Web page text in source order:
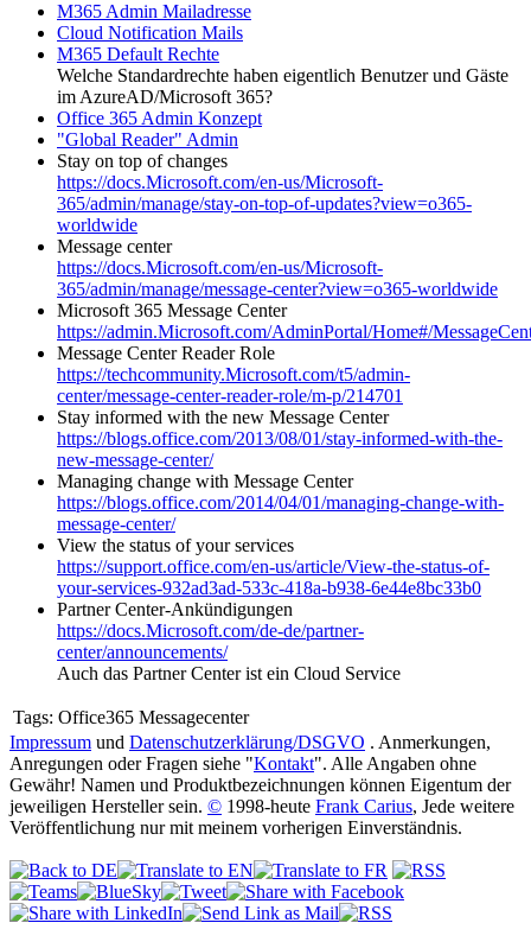
M365 Admin Mailadresse
Cloud Notification Mails
M365 Default Rechte
Welche Standardrechte haben eigentlich Benutzer und Gäste
im AzureAD/Microsoft 365?
Office 365 Admin Konzept
"Global Reader" Admin
Stay on top of changes
https://docs.Microsoft.com/en-us/Microsoft-
365/admin/manage/stay-on-top-of-updates?view=o365-
worldwide
Message center
https://docs.Microsoft.com/en-us/Microsoft-
365/admin/manage/message-center?view=o365-worldwide
Microsoft 365 Message Center
https://admin.Microsoft.com/AdminPortal/Home#/
Message Center Reader Role
https://techcommunity.Microsoft.com/t5/admin-
center/message-center-reader-role/m-p/214701
Stay informed with the new Message Center
https://blogs.office.com/2013/08/01/stay-informed-with-the-
new-message-center/
Managing change with Message Center
https://blogs.office.com/2014/04/01/managing-change-with-
message-center/
View the status of your services
https://support.office.com/en-us/article/View-the-status-of-
your-services-932ad3ad-533c-418a-b938-6e44e8bc33b0
Partner Center-Ankündigungen
https://docs.Microsoft.com/de-de/partner-
center/announcements/
Auch das Partner Center ist ein Cloud Service
Tags: Office365 Messagecenter
Impressum und Datenschutzerklärung/DSGVO . Anmerkungen,
Anregungen oder Fragen siehe "Kontakt". Alle Angaben ohne
Gewähr! Namen und Produktbezeichnungen können Eigentum der
jeweiligen Hersteller sein. © 1998-heute Frank Carius, Jede weitere
Veröffentlichung nur mit meinem vorherigen Einverständnis.